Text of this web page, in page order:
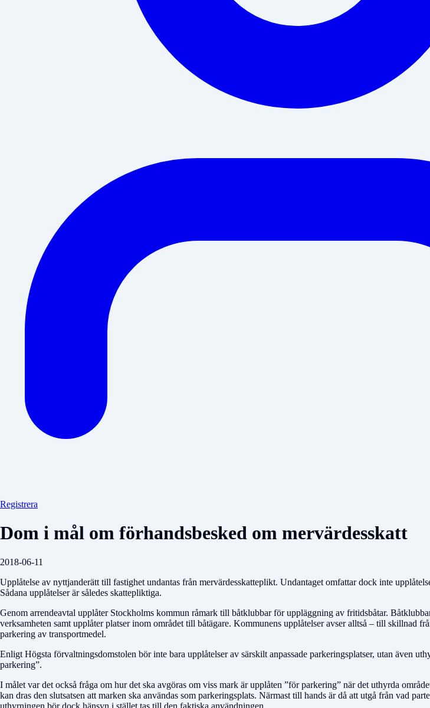
Registrera
Dom i mål om förhandsbesked om mervärdesskatt
2018-06-11
Upplåtelse av nyttjanderätt till fastighet undantas från mervärdesskatteplikt. Undantaget omfattar dock inte
Sådana upp­­låtelser är således skattepliktiga.
Genom arrendeavtal upplåter Stockholms kommun råmark till båtklubbar för uppläggning av fritidsbåtar.
verksamheten samt upplåter platser inom området till båtägare. Kommunens upplåtelser avser alltså – till skillnad
parkering av transportmedel.
Enligt Högsta förvaltningsdomstolen bör inte bara upplåtelser av särskilt anpassade parkeringsplatser, utan även
parkering”.
I målet var det också fråga om hur det ska avgöras om viss mark är upplåten ”för parkering” när det uthyrda
kan dras den slutsatsen att marken ska användas som parkeringsplats. Närmast till hands är då att utgå från vad
uthyrningen bör dock hänsyn i stället tas till den faktiska användningen.